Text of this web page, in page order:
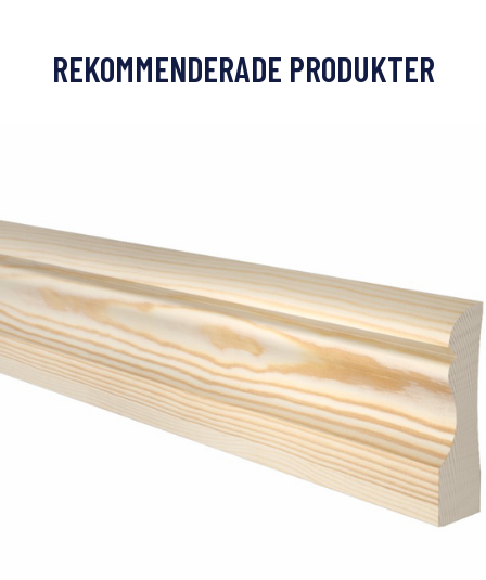
REKOMMENDERADE PRODUKTER